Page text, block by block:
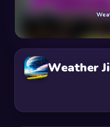
Weather